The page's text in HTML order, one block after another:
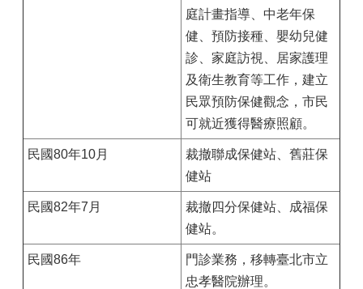
庭計畫指導、中老年保
健、預防接種、嬰幼兒健
診、家庭訪視、居家護理
及衛生教育等工作，建立
民眾預防保健觀念，市民
可就近獲得醫療照顧。
民國80年10月
裁撤聯成保健站、舊莊保
健站
民國82年7月
裁撤四分保健站、成福保
健站。
民國86年
門診業務，移轉臺北市立
忠孝醫院辦理。